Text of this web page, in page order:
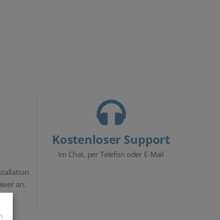
an.
Kostenloser Support
Im Chat, per Telefon oder E-Mail